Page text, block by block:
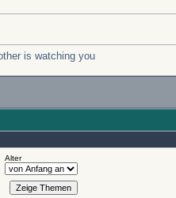
is watching you
Alter